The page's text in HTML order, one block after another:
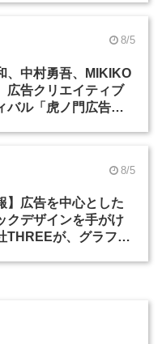
8/5
、中村勇吾、MIKIKO
広告クリエイティブ
バル「虎ノ門広告
8/5
】広告を中心とした
クデザインを手がけ
THREEが、グラフィ